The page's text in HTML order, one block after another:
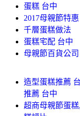
蛋糕 台中
2017母親節特惠
千層蛋糕做法
蛋糕宅配 台中
母親節百貨公司
造型蛋糕推薦
推薦 台中
超商母親節蛋